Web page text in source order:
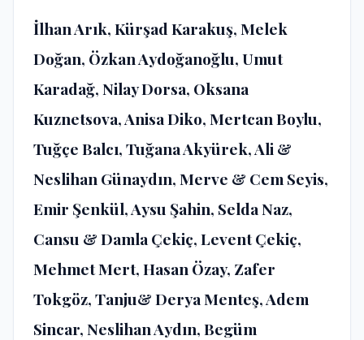
İlhan Arık, Kürşad Karakuş, Melek
Doğan, Özkan Aydoğanoğlu, Umut
Karadağ, Nilay Dorsa, Oksana
Kuznetsova, Anisa Diko, Mertcan Boylu,
Tuğçe Balcı, Tuğana Akyürek, Ali &
Neslihan Günaydın, Merve & Cem Seyis,
Emir Şenkül, Aysu Şahin, Selda Naz,
Cansu & Damla Çekiç, Levent Çekiç,
Mehmet Mert, Hasan Özay, Zafer
Tokgöz, Tanju& Derya Menteş, Adem
Sincar, Neslihan Aydın, Begüm